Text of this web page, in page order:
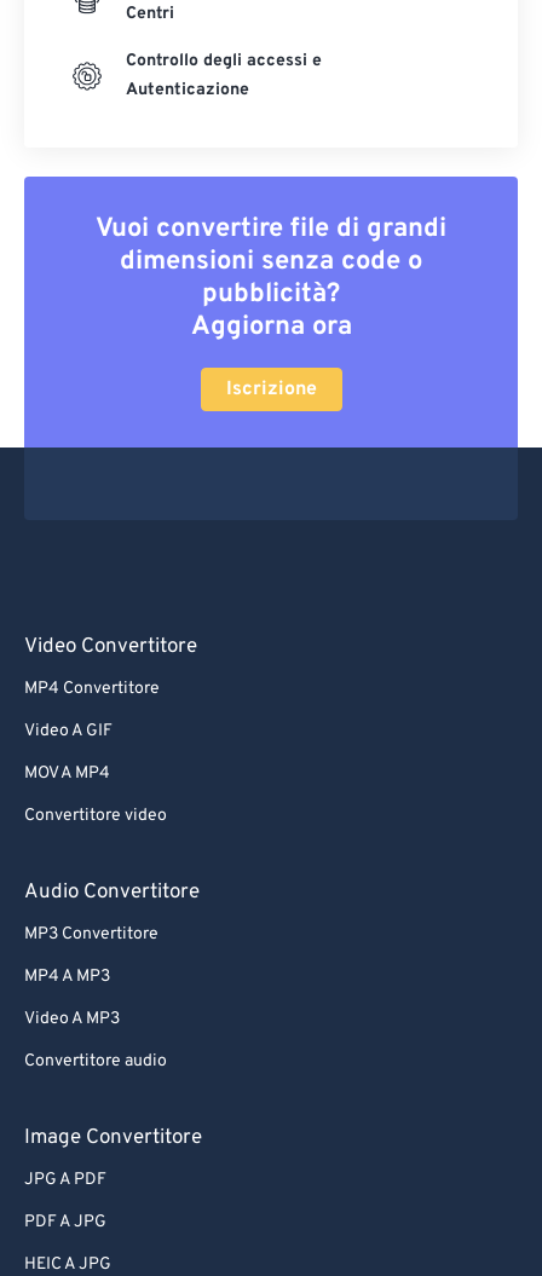
Centri
Controllo degli accessi e
Autenticazione
Vuoi convertire file di grandi
dimensioni senza code o
pubblicità?
Aggiorna ora
Iscrizione
Video Convertitore
MP4 Convertitore
Video A GIF
MOV A MP4
Convertitore video
Audio Convertitore
MP3 Convertitore
MP4 A MP3
Video A MP3
Convertitore audio
Image Convertitore
JPG A PDF
PDF A JPG
HEIC A JPG